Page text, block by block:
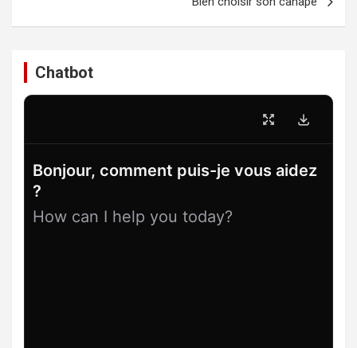
Chatbot
Bonjour, comment puis-je vous aidez
?
How can I help you today?